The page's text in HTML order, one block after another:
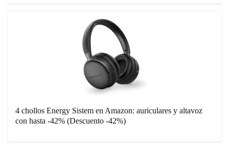
4 chollos Energy Sistem en Amazon: auriculares y altavoz
con hasta -42% (Descuento -42%)